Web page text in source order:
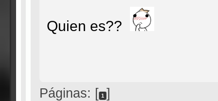
Quien es??
Páginas: [ 1 ]